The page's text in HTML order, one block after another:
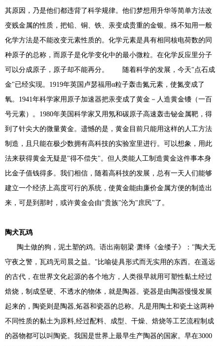
其原因，乃是他们都违背了科学规律。他们梦想用升华等简单方法改
变贱金属的性质，把铅、铜、铁、汞变成贵重的金银。殊不知用一般
化学方法是不能改变元素性质的。化学元素是具有相同核电荷数的同
种原子的总称，而原子是化学变化中的最小微粒。在化学反应里分子
可以分成原子，原子却不能再分。 随着科学的发展，今天"点石成
金"已经实现。1919年英国卢瑟福用α粒子轰击氮元素，使氮变成了
氧。1941年科学家用原子加速器把汞变成了黄金－人造黄金镄（一百
号元素）。1980年美国科学家又用氖和碳原子高速轰击铋金属靶，得
到了针尖大的微量黄金。遗憾的是，黄金目前只能用这样的人工方法
制造，且只能在极少数拥有高科技的实验室里进行。可以想象，用此
法来获得黄金无疑是"得不偿失"。但人类能人工制造黄金这件事本身
比金子值钱得多。我们相信，随着高科技的发展，总有一天人们能够
建立一个经济上高度可行的系统，使黄金能由廉价金属方便的制造出
来，可是到那时，或许黄金会由"贵族"沦为"庶民"了。
陶犬瓦鸡
陶土做的狗，泥土塑的鸡。语出南朝梁·萧绎《金缕子》："陶犬无
守夜之警，瓦鸡无司晨之益。"比喻徒具形式而无实用的东西。在遥远
的古代，在世界文化起源的各个地方，人类很早就用可塑性黏土经过
焙烧，制成坚硬、不透水的物体，就是陶器。瓷器是由陶器慢慢发展
起来的，陶瓷则是陶器,炻器和瓷器的总称。凡是用陶土和瓷土这两种
不同性质的黏土为原料,经过配料、成型、干燥、焙烧等工艺流程制成
的器物都可以叫陶瓷。我国是世界上最早生产陶器的国家。早在3000